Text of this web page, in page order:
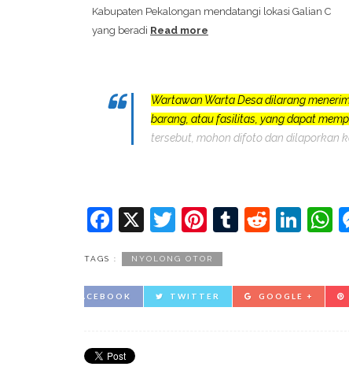
Kabupaten Pekalongan mendatangi lokasi Galian C
yang beradi Read more
Wartawan Warta Desa dilarang
barang, atau fasilitas, yang dapat
tersebut, mohon difoto dan dilaporkan
Facebook
X Twitter
Pinterest
Tumblr
TAGS : NYOLONG OTOR
FACEBOOK TWITTER GOOGLE +